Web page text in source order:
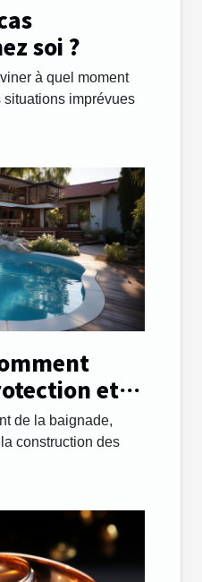
soi ?
à quel moment
situations imprévues
et
de la baignade,
construction des